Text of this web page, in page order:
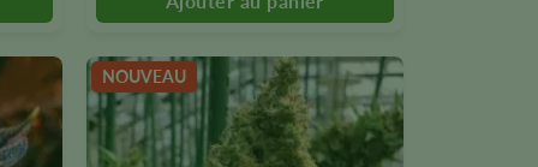
sélectionner
options
sur
la
page
NOUVEAU